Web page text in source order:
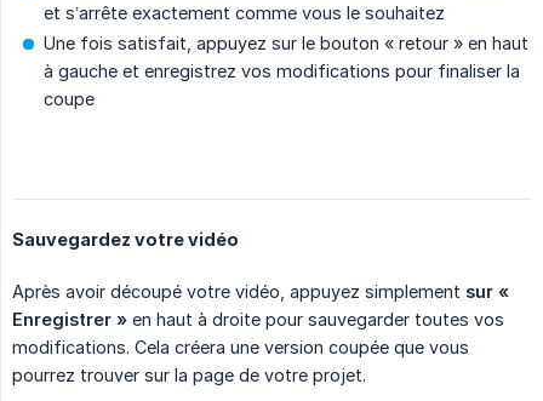
et s’arrête exactement comme vous le souhaitez
Une fois satisfait, appuyez sur le bouton « retour » en haut
à gauche et enregistrez vos modifications pour finaliser la
coupe
Sauvegardez votre vidéo
Après avoir découpé votre vidéo, appuyez simplement sur «
Enregistrer » en haut à droite pour sauvegarder toutes vos
modifications. Cela créera une version coupée que vous
pourrez trouver sur la page de votre projet.